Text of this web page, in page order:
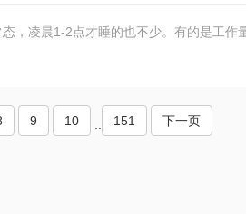
，凌晨1-2点才睡的也不少。有的是工作
9 10 151 下一页